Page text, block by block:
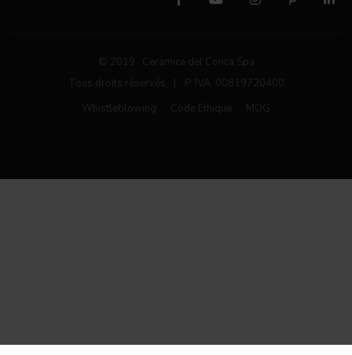
© 2019 Ceramica del Conca Spa
Tous droits réservés
P. IVA 00819720400
Whistleblowing
Code Ethique MOG